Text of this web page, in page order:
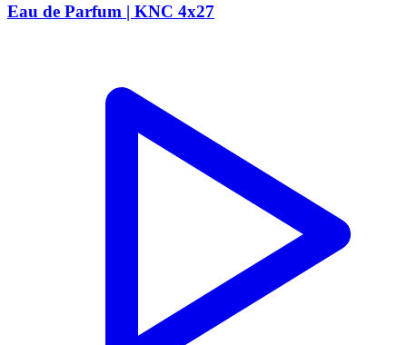
Eau de Parfum | KNC 4x27